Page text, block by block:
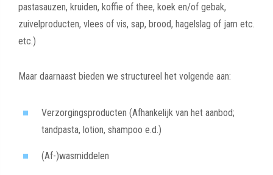
pastasauzen, kruiden, koffie of thee, koek en/of gebak,
zuivelproducten, vlees of vis, sap, brood, hagelslag of jam etc.
etc.)
Maar daarnaast bieden we structureel het volgende aan:
Verzorgingsproducten (Afhankelijk van het aanbod;
tandpasta, lotion, shampoo e.d.)
(Af-)wasmiddelen